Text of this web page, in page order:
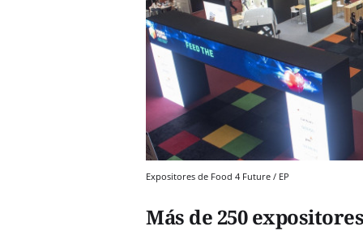
Expositores de Food 4 Future / EP
Más de 250 expositores